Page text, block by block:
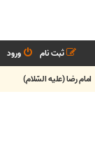
ورود
ثبت نام
امام رضا (علیه السّلام)